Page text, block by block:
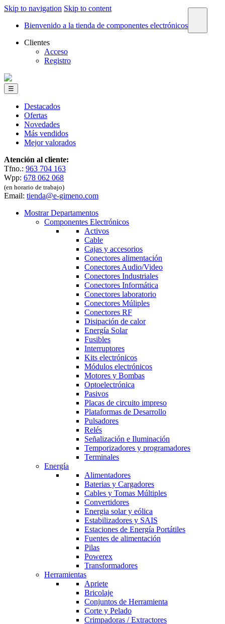
Skip to navigation Skip to content
Bienvenido a la tienda de componentes electrónicos
Clientes
Acceso
Registro
☰
Destacados
Ofertas
Novedades
Más vendidos
Mejor valorados
Atención al cliente:
Tfno.: 963 704 163
Wpp: 678 062 068
(en horario de trabajo)
Email: tienda@e-gimeno.com
Mostrar Departamentos
Componentes Electrónicos
Activos
Cable
Cajas y accesorios
Conectores alimentación
Conectores Audio/Video
Conectores Industriales
Conectores Informática
Conectores laboratorio
Conectores Múliples
Conectores RF
Disipación de calor
Energía Solar
Fusibles
Interruptores
Kits electrónicos
Módulos electrónicos
Motores y Bombas
Optoelectrónica
Pasivos
Placas de circuito impreso
Plataformas de Desarrollo
Pulsadores
Relés
Señalización e Iluminación
Temporizadores y programadores
Terminales
Energía
Alimentadores
Baterias y Cargadores
Cables y Tomas Múltiples
Convertidores
Energia solar y eólica
Estabilizadores y SAIS
Estaciones de Energía Portátiles
Fuentes de alimentación
Pilas
Powerex
Transformadores
Herramientas
Apriete
Bricolaje
Conjuntos de Herramienta
Corte y Pelado
Crimpadoras / Extractores